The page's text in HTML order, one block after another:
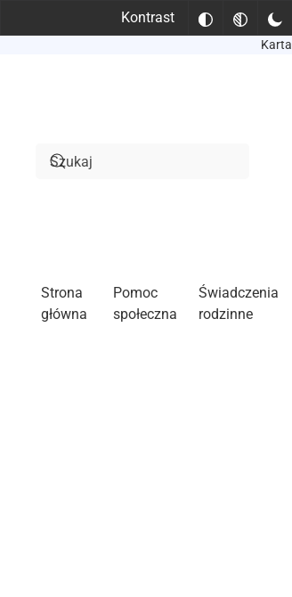
Kontrast
Strona
główna
Pomoc
społeczna
Świadczenia
rodzinne